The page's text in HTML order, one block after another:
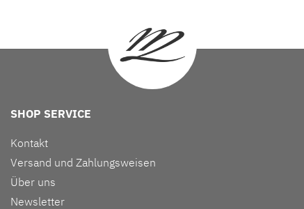
SHOP SERVICE
Kontakt
Versand und Zahlungsweisen
Über uns
Newsletter